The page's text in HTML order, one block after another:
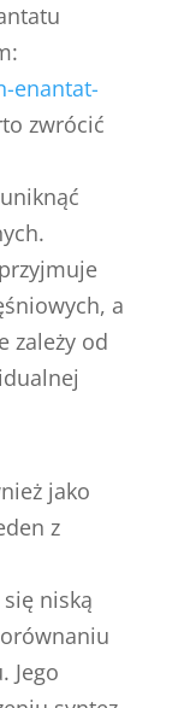
enantat-
zwrócić
a
zależy od
jako
z
niską
Jego